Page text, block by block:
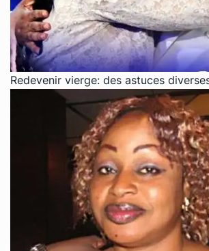
Redevenir vierge: des astuces